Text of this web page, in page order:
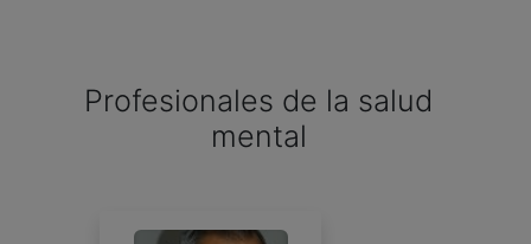
Profesionales de la salud
mental